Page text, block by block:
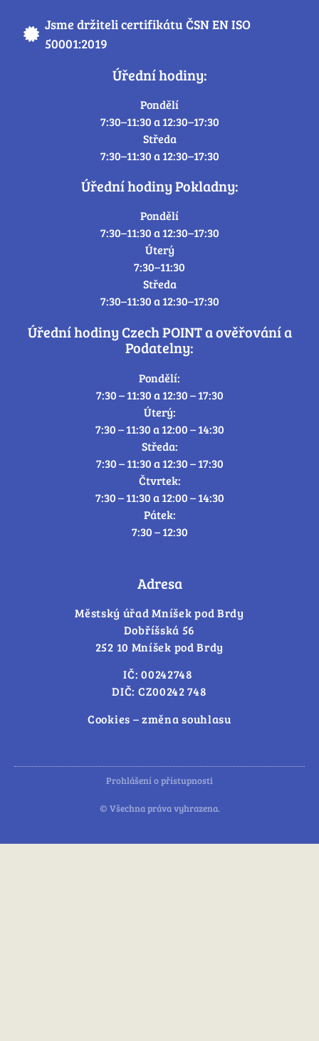
Jsme držiteli certifikátu ČSN EN ISO
50001:2019
Úřední hodiny:
Pondělí
7:30–11:30 a 12:30–17:30
Středa
7:30–11:30 a 12:30–17:30
Úřední hodiny Pokladny:
Pondělí
7:30–11:30 a 12:30–17:30
Úterý
7:30–11:30
Středa
7:30–11:30 a 12:30–17:30
Úřední hodiny Czech POINT a ověřování a
Podatelny:
Pondělí:
7:30 – 11:30 a 12:30 – 17:30
Úterý:
7:30 – 11:30 a 12:00 – 14:30
Středa:
7:30 – 11:30 a 12:30 – 17:30
Čtvrtek:
7:30 – 11:30 a 12:00 – 14:30
Pátek:
7:30 – 12:30
Adresa
Městský úřad Mníšek pod Brdy
Dobříšská 56
252 10 Mníšek pod Brdy
IČ: 00242748
DIČ: CZ00242 748
Cookies – změna souhlasu
Prohlášení o přístupnosti
© Všechna práva vyhrazena.